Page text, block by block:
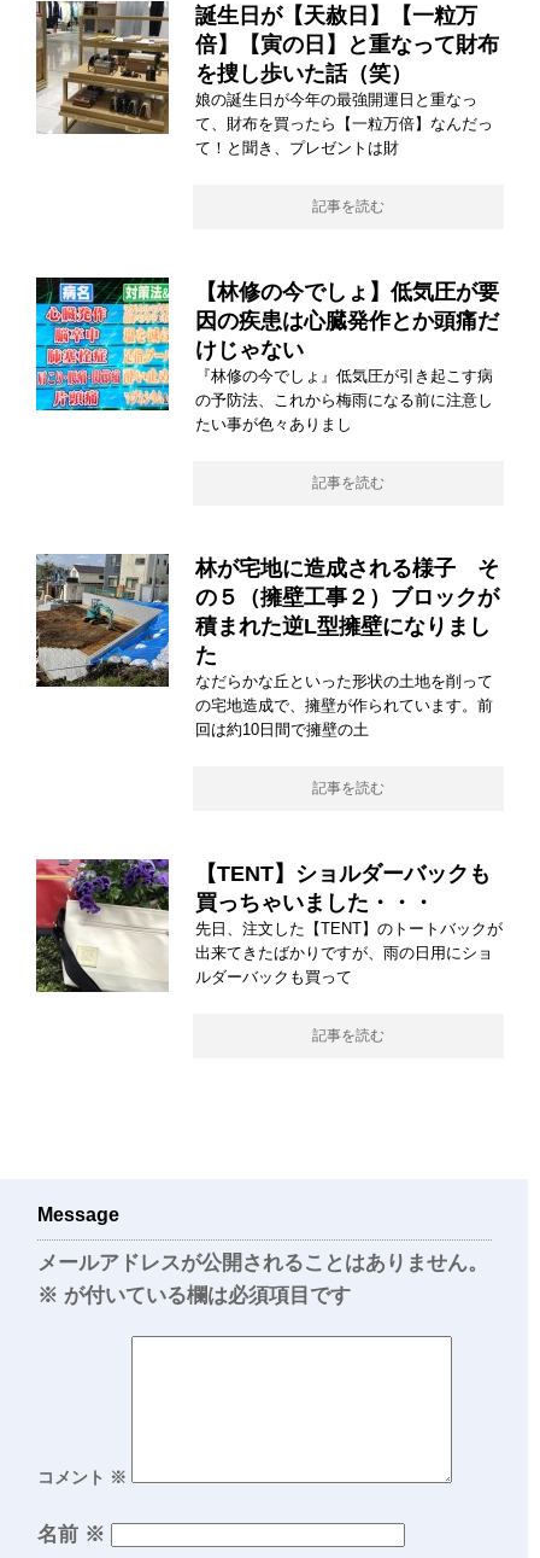
誕生日が【天赦日】【一粒万
倍】【寅の日】と重なって財布
を捜し歩いた話（笑）
娘の誕生日が今年の最強開運日と重なっ
て、財布を買ったら【一粒万倍】なんだっ
て！と聞き、プレゼントは財
記事を読む
【林修の今でしょ】低気圧が要
因の疾患は心臓発作とか頭痛だ
けじゃない
『林修の今でしょ』低気圧が引き起こす病
の予防法、これから梅雨になる前に注意し
たい事が色々ありまし
記事を読む
林が宅地に造成される様子 そ
の５（擁壁工事２）ブロックが
積まれた逆L型擁壁になりまし
た
なだらかな丘といった形状の土地を削って
の宅地造成で、擁壁が作られています。前
回は約10日間で擁壁の土
記事を読む
【TENT】ショルダーバックも
買っちゃいました・・・
先日、注文した【TENT】のトートバックが
出来てきたばかりですが、雨の日用にショ
ルダーバックも買って
記事を読む
Message
メールアドレスが公開されることはありません。
※ が付いている欄は必須項目です
コメント ※
名前 ※